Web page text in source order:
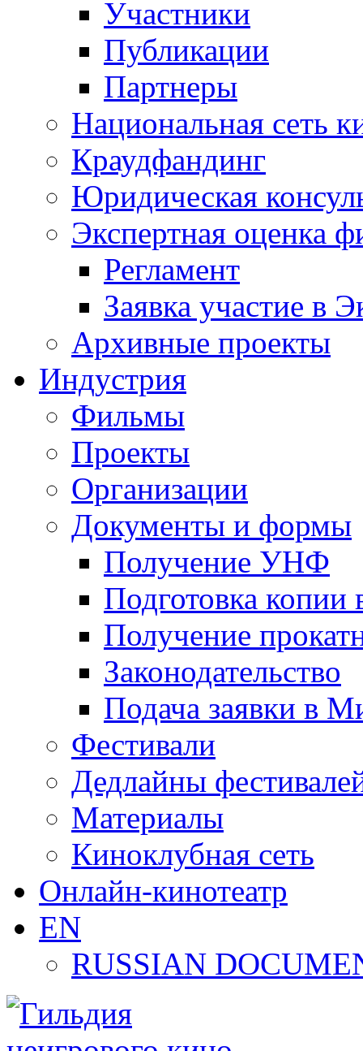
Участники
Публикации
Партнеры
Национальная сеть
Краудфандинг
Юридическая
Экспертная оценка
Регламент
Заявка участие в
Архивные проекты
Индустрия
Фильмы
Проекты
Организации
Документы и формы
Получение УНФ
Подготовка копии
Получение
Законодательство
Подача заявки в
Фестивали
Дедлайны
Материалы
Киноклубная сеть
Онлайн-кинотеатр
EN
RUSSIAN